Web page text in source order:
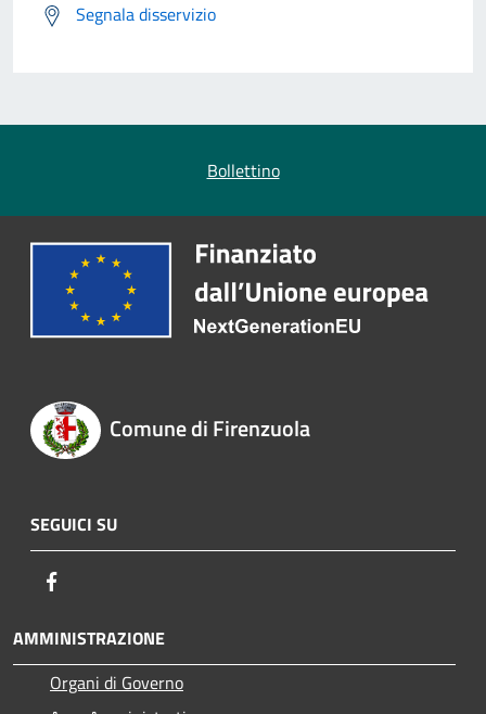
Segnala disservizio
Bollettino
Comune di Firenzuola
SEGUICI SU
AMMINISTRAZIONE
Organi di Governo